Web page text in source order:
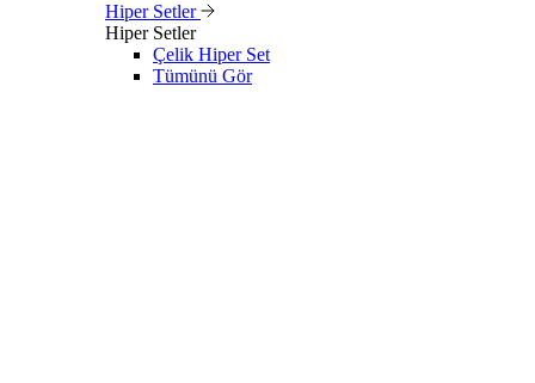
Hiper Setler
Hiper Setler
Çelik Hiper Set
Tümünü Gör